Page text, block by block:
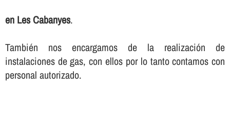
en Les Cabanyes.
También nos encargamos de la realización de
instalaciones de gas, con ellos por lo tanto contamos con
personal autorizado.